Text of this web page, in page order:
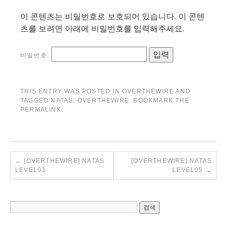
이 콘텐츠는 비밀번호로 보호되어 있습니다. 이 콘텐
츠를 보려면 아래에 비밀번호를 입력해주세요.
비밀번호:
THIS ENTRY WAS POSTED IN OVERTHEWIRE AND
TAGGED NATAS, OVERTHEWIRE. BOOKMARK THE
PERMALINK.
←
[OVERTHEWIRE] NATAS
LEVEL03
[OVERTHEWIRE] NATAS
LEVEL05
→